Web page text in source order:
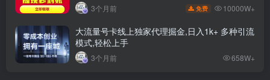
3个月前 免费 10000W+
大流量号卡线上独家代理掘金,日入1k+ 多种引流
模式,轻松上手
3个月前 658W+